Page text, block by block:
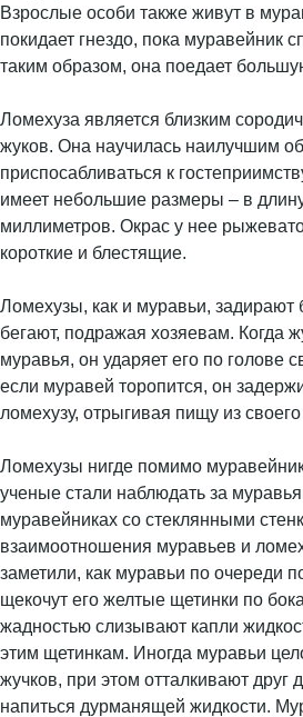
Взрослые особи также живут в
покидает гнездо, пока муравейник
таким образом, она поедает
Ломехуза является близким
жуков. Она научилась наилучшим
приспосабливаться к
имеет небольшие размеры – в
миллиметров. Окрас у нее
короткие и блестящие.
Ломехузы, как и муравьи,
бегают, подражая хозяевам. Когда
муравья, он ударяет его по голове
если муравей торопится, он
ломехузу, отрыгивая пищу из своего
Ломехузы нигде помимо
ученые стали наблюдать за
муравейниках со стеклянными
взаимоотношения муравьев и
заметили, как муравьи по очереди
щекочут его желтые щетинки по
жадностью слизывают капли
этим щетинкам. Иногда муравьи
жучков, при этом отталкивают друг
напиться дурманящей жидкости.